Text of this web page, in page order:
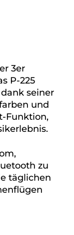
3er
P-225
seiner
und
Funktion,
zu
täglichen